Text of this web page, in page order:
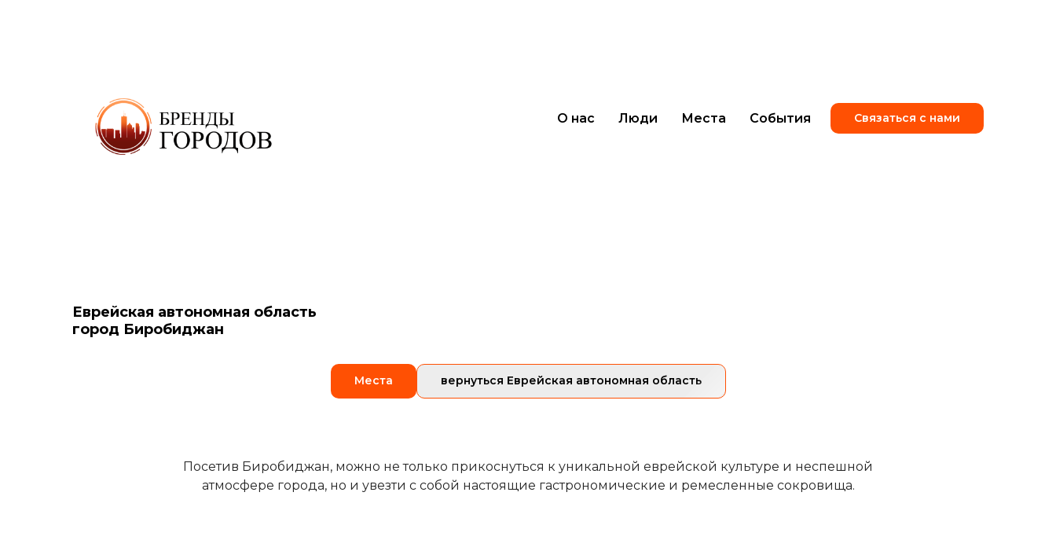
О нас Люди Места События Связаться с нами
Еврейская автономная область
город Биробиджан
Места вернуться Еврейская автономная область
Посетив Биробиджан, можно не только прикоснуться к уникальной еврейской культуре и неспешной
атмосфере города, но и увезти с собой настоящие гастрономические и ремесленные сокровища.